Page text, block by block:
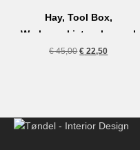
Hay, Tool Box,
Werkzeugkiste, charcoal
€45,00Ursprünglicher
€ 22,50Aktueller